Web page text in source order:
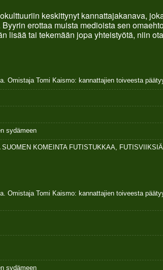
keskittynyt kannattajakanava,
erottaa muista medioista sen
lisää tai tekemään jopa yhteistyötä, niin
Omistaja Tomi Kaismo: kannattajien toiveesta
sydämeen
KOMEINTA FUTISTUKKAA,
Omistaja Tomi Kaismo: kannattajien toiveesta
sydämeen